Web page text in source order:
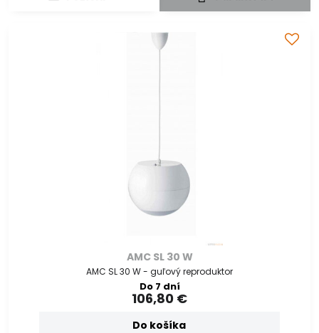
AMC SL 30 W
AMC SL 30 W - guľový reproduktor
Do 7 dní
106,80 €
Do košíka